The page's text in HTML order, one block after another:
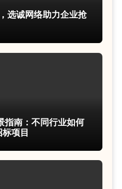
选诚网络助力企业抢
指南：不同行业如何
项目